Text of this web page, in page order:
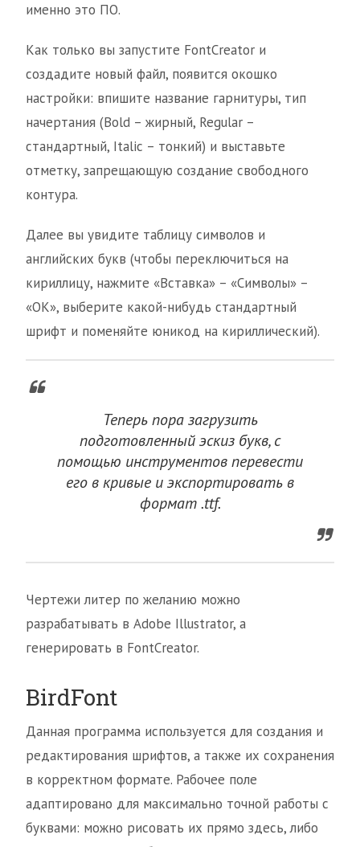
именно это ПО.
Как только вы запустите FontCreator и
создадите новый файл, появится окошко
настройки: впишите название гарнитуры, тип
начертания (Bold – жирный, Regular –
стандартный, Italic – тонкий) и выставьте
отметку, запрещающую создание свободного
контура.
Далее вы увидите таблицу символов и
английских букв (чтобы переключиться на
кириллицу, нажмите «Вставка» – «Символы» –
«ОК», выберите какой-нибудь стандартный
шрифт и поменяйте юникод на кириллический).
Теперь пора загрузить
подготовленный эскиз букв, с
помощью инструментов перевести
его в кривые и экспортировать в
формат .ttf.
Чертежи литер по желанию можно
разрабатывать в Adobe Illustrator, а
генерировать в FontCreator.
BirdFont
Данная программа используется для создания и
редактирования шрифтов, а также их сохранения
в корректном формате. Рабочее поле
адаптировано для максимально точной работы с
буквами: можно рисовать их прямо здесь, либо